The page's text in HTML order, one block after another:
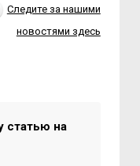
Следите за нашими
новостями здесь
статью на